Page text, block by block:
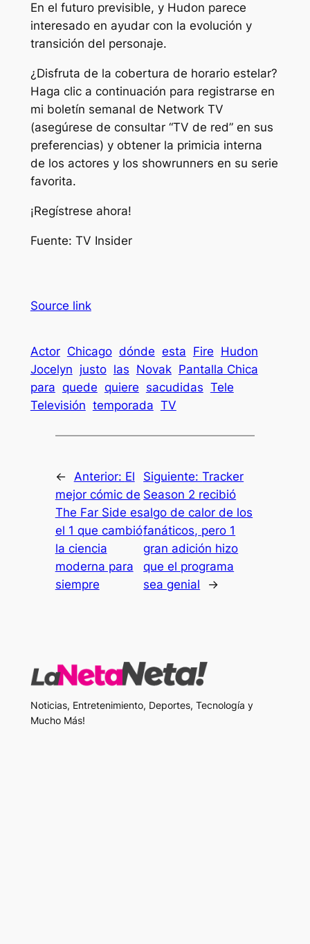
En el futuro previsible, y Hudon parece
interesado en ayudar con la evolución y
transición del personaje.
¿Disfruta de la cobertura de horario estelar?
Haga clic a continuación para registrarse en
mi boletín semanal de Network TV
(asegúrese de consultar “TV de red” en sus
preferencias) y obtener la primicia interna
de los actores y los showrunners en su serie
favorita.
¡Regístrese ahora!
Fuente: TV Insider
Source link
Actor Chicago dónde esta Fire Hudon
Jocelyn justo las Novak Pantalla Chica
para quede quiere sacudidas Tele
Televisión temporada TV
← Anterior: El
mejor cómic de
The Far Side es
el 1 que cambió
la ciencia
moderna para
siempre
Siguiente:Tracker
Season 2 recibió
algo de calor de los
fanáticos, pero 1
gran adición hizo
que el programa
sea genial
→
Noticias, Entretenimiento, Deportes, Tecnología y
Mucho Más!